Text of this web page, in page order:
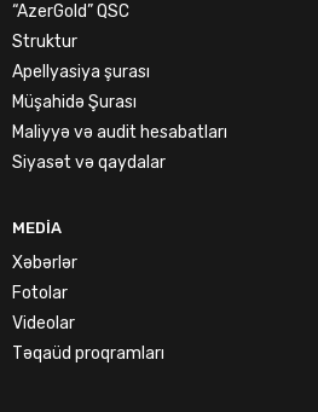
“AzerGold” QSC
Struktur
Apellyasiya şurası
Müşahidə Şurası
Maliyyə və audit hesabatları
Siyasət və qaydalar
MEDIA
Xəbərlər
Fotolar
Videolar
Təqaüd proqramları